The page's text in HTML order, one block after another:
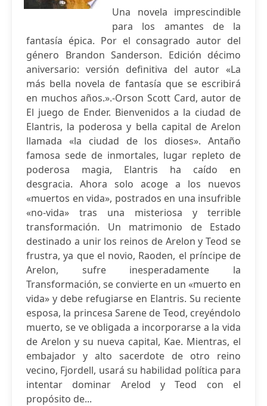
Una novela imprescindible
para los amantes de la
fantasía épica. Por el consagrado autor del
género Brandon Sanderson. Edición décimo
aniversario: versión definitiva del autor «La
más bella novela de fantasía que se escribirá
en muchos años.».-Orson Scott Card, autor de
El juego de Ender. Bienvenidos a la ciudad de
Elantris, la poderosa y bella capital de Arelon
llamada «la ciudad de los dioses». Antaño
famosa sede de inmortales, lugar repleto de
poderosa magia, Elantris ha caído en
desgracia. Ahora solo acoge a los nuevos
«muertos en vida», postrados en una insufrible
«no-vida» tras una misteriosa y terrible
transformación. Un matrimonio de Estado
destinado a unir los reinos de Arelon y Teod se
frustra, ya que el novio, Raoden, el príncipe de
Arelon, sufre inesperadamente la
Transformación, se convierte en un «muerto en
vida» y debe refugiarse en Elantris. Su reciente
esposa, la princesa Sarene de Teod, creyéndolo
muerto, se ve obligada a incorporarse a la vida
de Arelon y su nueva capital, Kae. Mientras, el
embajador y alto sacerdote de otro reino
vecino, Fjordell, usará su habilidad política para
intentar dominar Arelod y Teod con el
propósito de...